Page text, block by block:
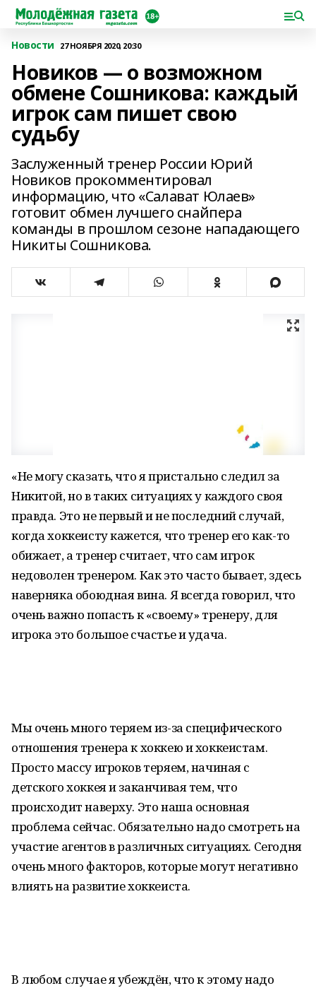
Новости 27 НОЯБРЯ 2020, 20:30
Новиков — о возможном
обмене Сошникова: каждый
игрок сам пишет свою
судьбу
Заслуженный тренер России Юрий
Новиков прокомментировал
информацию, что «Салават Юлаев»
готовит обмен лучшего снайпера
команды в прошлом сезоне нападающего
Никиты Сошникова.
«Не могу сказать, что я пристально следил за
Никитой, но в таких ситуациях у каждого своя
правда. Это не первый и не последний случай,
когда хоккеисту кажется, что тренер его как-то
обижает, а тренер считает, что сам игрок
недоволен тренером. Как это часто бывает, здесь
наверняка обоюдная вина. Я всегда говорил, что
очень важно попасть к «своему» тренеру, для
игрока это большое счастье и удача.
Мы очень много теряем из-за специфического
отношения тренера к хоккею и хоккеистам.
Просто массу игроков теряем, начиная с
детского хоккея и заканчивая тем, что
происходит наверху. Это наша основная
проблема сейчас. Обязательно надо смотреть на
участие агентов в различных ситуациях. Сегодня
очень много факторов, которые могут негативно
влиять на развитие хоккеиста.
В любом случае я убеждён, что к этому надо